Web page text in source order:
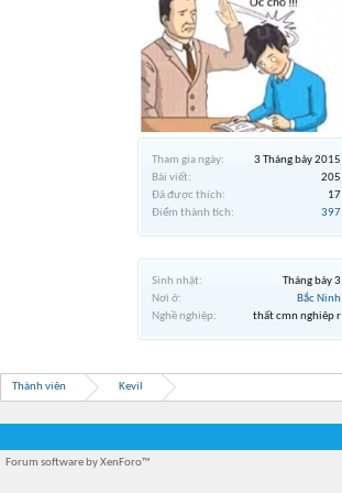
Tham gia ngày:
3 Tháng bảy 2015
Bài viết:
205
Đã được thích:
17
Điểm thành tích:
397
Sinh nhật:
Tháng bảy 3
Nơi ở:
Bắc Ninh
Nghề nghiệp:
thất cmn nghiêp r
Thành viên Kevil
Forum software by XenForo™